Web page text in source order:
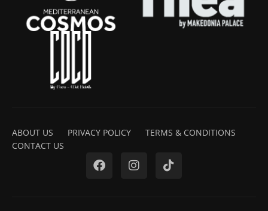
ABOUT US PRIVACY POLICY
TERMS & CONDITIONS
CONTACT US